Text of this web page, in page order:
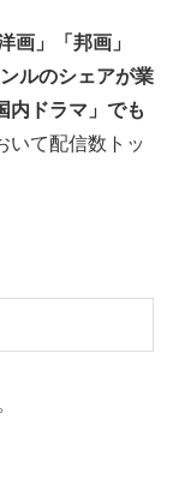
洋画」「邦画」
ルのシェアが業
内ドラマ」でも
いて配信数トッ